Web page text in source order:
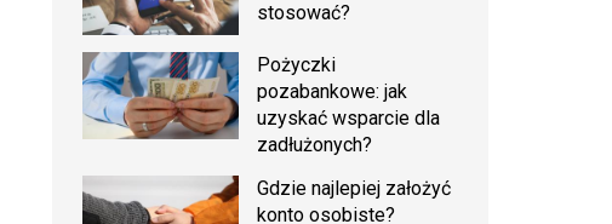
stosować?
Pożyczki
pozabankowe: jak
uzyskać wsparcie dla
zadłużonych?
Gdzie najlepiej założyć
konto osobiste?